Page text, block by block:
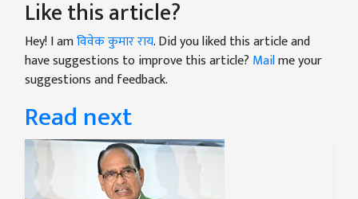
Like this article?
Hey! I amविवेक कुमार राय. Did you liked this article and
have suggestions to improve this article? Mailme your
suggestions and feedback.
Read next